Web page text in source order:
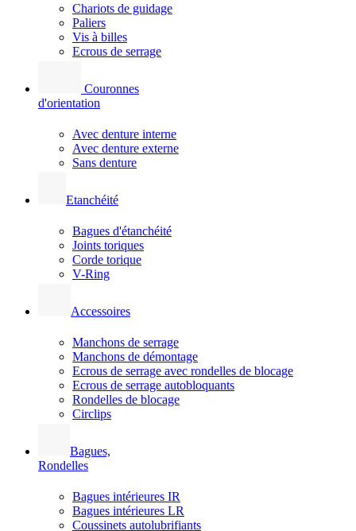
Chariots de guidage
Paliers
Vis à billes
Ecrous de serrage
Couronnes
d'orientation
Avec denture interne
Avec denture externe
Sans denture
Etanchéité
Bagues d'étanchéité
Joints toriques
Corde torique
V-Ring
Accessoires
Manchons de serrage
Manchons de démontage
Ecrous de serrage avec rondelles de blocage
Ecrous de serrage autobloquants
Rondelles de blocage
Circlips
Bagues,
Rondelles
Bagues intérieures IR
Bagues intérieures LR
Coussinets autolubrifiants